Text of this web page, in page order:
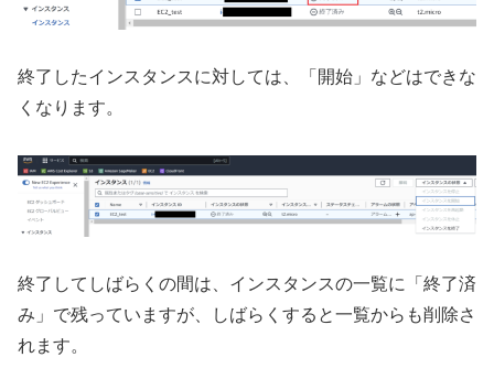
終了したインスタンスに対しては、「開始」などはできな
くなります。
終了してしばらくの間は、インスタンスの一覧に「終了済
み」で残っていますが、しばらくすると一覧からも削除さ
れます。